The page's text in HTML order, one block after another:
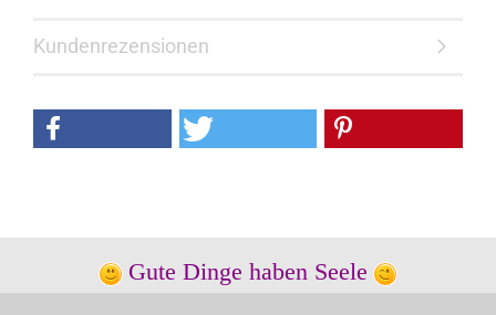
Kundenrezensionen
Gute Dinge haben Seele